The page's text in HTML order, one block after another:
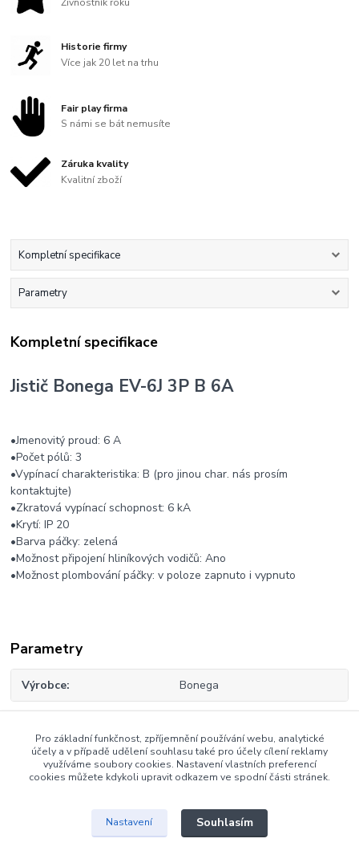
Historie firmy
Více jak 20 let na trhu
Fair play firma
S námi se bát nemusíte
Záruka kvality
Kvalitní zboží
Kompletní specifikace
Parametry
Kompletní specifikace
Jistič Bonega EV-6J 3P B 6A
•Jmenovitý proud: 6 A
•Počet pólů: 3
•Vypínací charakteristika: B (pro jinou char. nás prosím
kontaktujte)
•Zkratová vypínací schopnost: 6 kA
•Krytí: IP 20
•Barva páčky: zelená
•Možnost připojení hliníkových vodičů: Ano
•Možnost plombování páčky: v poloze zapnuto i vypnuto
Parametry
Výrobce Bonega
Zboží zařazeno v kategoriích
Třífázové jističe Bonega
Pro základní funkčnost, zpříjemnění používání webu, analytické
účely a v případě udělení souhlasu také pro účely cílení reklamy
využíváme soubory cookies. Nastavení vlastních preferencí
cookies můžete kdykoli upravit odkazem ve spodní části stránek.
Nastavení Souhlasím